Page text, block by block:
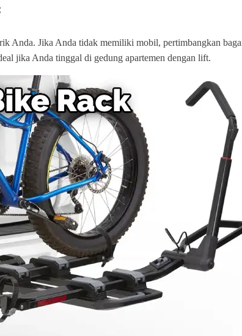
Anda. Jika Anda tidak memiliki mobil, pertimbangkan
jika Anda tinggal di gedung apartemen dengan lift.